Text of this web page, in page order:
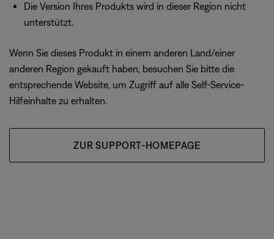
Die Version Ihres Produkts wird in dieser Region nicht
unterstützt.
Wenn Sie dieses Produkt in einem anderen Land/einer
anderen Region gekauft haben, besuchen Sie bitte die
entsprechende Website, um Zugriff auf alle Self-Service-
Hilfeinhalte zu erhalten.
ZUR SUPPORT-HOMEPAGE